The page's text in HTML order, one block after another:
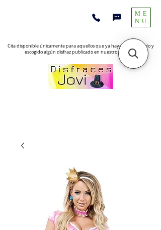
Cita disponible únicamente para aquellos que ya hayan encontrado y
escogido algún disfraz publicado en nuestro sitio web
ME
NU